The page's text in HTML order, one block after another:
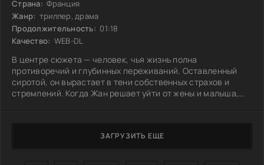
Страна: Франция
Жанр: триллер, драма
Продолжительность: 01:18
Качество: WEB-DL
В центре сюжета — человек, чья жизнь полна
противоречий и глубинных переживаний. Оставленный
сиротой, он вырастает в тени собственных страхов и
стремлений. Когда Жан решает уйти от жены и малыша,
спрятаться от прошлого оказывается тщетной.
Преступные связи и старые ошибки вновь заявляют о
себе, заставляя героя переосмыслить свои ценности.
ЗАГРУЗИТЬ ЕЩЕ